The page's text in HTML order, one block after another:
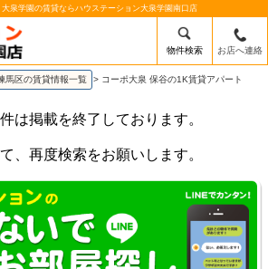
泉学園の賃貸ならハウステーション大泉学園南口店
物件検索 お店へ連絡
馬区の賃貸情報一覧 > コーポ大泉 保谷の1K賃貸アパート
は掲載を終了しております。
、再度検索をお願いします。